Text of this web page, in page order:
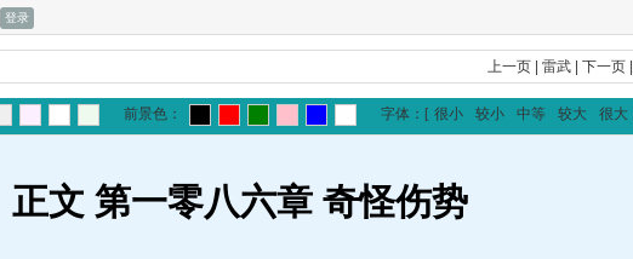
上一页 |雷武 |下一页
前景色： 字体： [ 很小 较小 中等 较大 很大
正文 第一零八六章 奇怪伤势